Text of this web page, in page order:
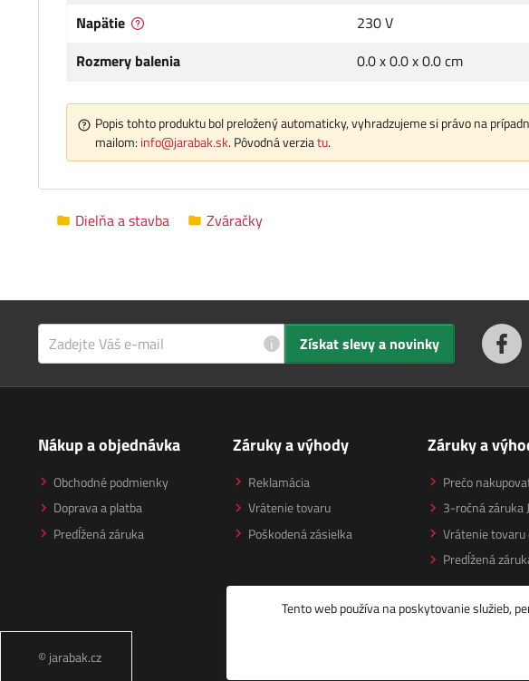
Napätie
230 V
Rozmery balenia
0.0 x 0.0 x 0.0 cm
Popis tohto produktu bol preložený automaticky, vyhradzujeme si právo na
mailom: info@jarabak.sk. Pôvodná verziatu.
Dielňa a stavba Zváračky
i Získat slevy a novinky
Nákup a objednávka
Obchodné podmienky
Doprava a platba
Predĺžená záruka
Záruky a výhody
Reklamácia
Vrátenie tovaru
Poškodená zásielka
Záruky a
Prečo
3-ročná záruka
Vrátenie tovaru
Predĺžená
© jarabak.cz
Tento web používa na poskytovanie služieb,